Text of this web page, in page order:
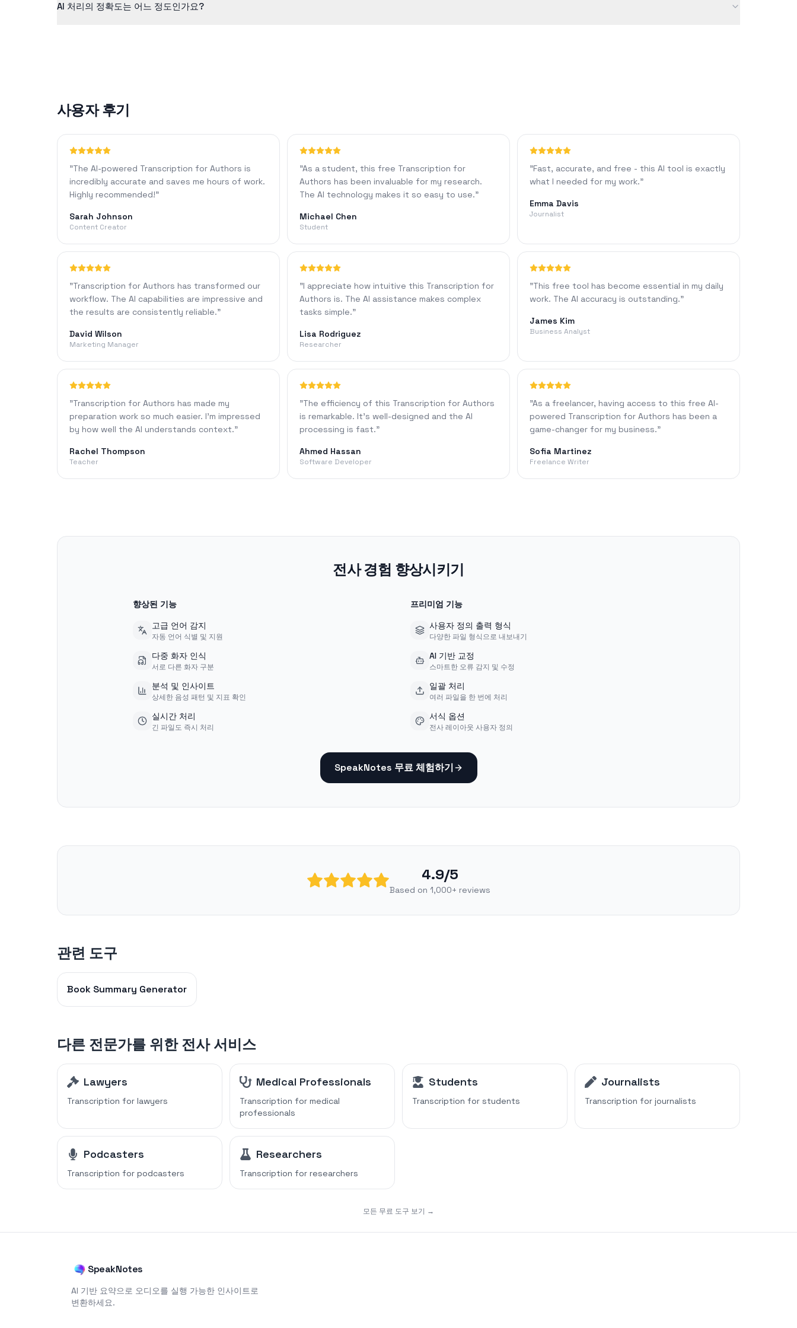
AI 처리의 정확도는 어느 정도인가요?
사용자 후기
"The AI-powered Transcription for Authors is
incredibly accurate and saves me hours of work.
Highly recommended!"
Sarah Johnson
Content Creator
"As a student, this free Transcription for
Authors has been invaluable for my research.
The AI technology makes it so easy to use."
Michael Chen
Student
"Fast, accurate, and free - this AI tool is exactly
what I needed for my work."
Emma Davis
Journalist
"Transcription for Authors has transformed our
workflow. The AI capabilities are impressive and
the results are consistently reliable."
David Wilson
Marketing Manager
"I appreciate how intuitive this Transcription for
Authors is. The AI assistance makes complex
tasks simple."
Lisa Rodriguez
Researcher
"This free tool has become essential in my daily
work. The AI accuracy is outstanding."
James Kim
Business Analyst
"Transcription for Authors has made my
preparation work so much easier. I'm impressed
by how well the AI understands context."
Rachel Thompson
Teacher
"The efficiency of this Transcription for Authors
is remarkable. It's well-designed and the AI
processing is fast."
Ahmed Hassan
Software Developer
"As a freelancer, having access to this free AI-
powered Transcription for Authors has been a
game-changer for my business."
Sofia Martinez
Freelance Writer
전사 경험 향상시키기
향상된 기능
고급 언어 감지
자동 언어 식별 및 지원
다중 화자 인식
서로 다른 화자 구분
분석 및 인사이트
상세한 음성 패턴 및 지표 확인
실시간 처리
긴 파일도 즉시 처리
프리미엄 기능
사용자 정의 출력 형식
다양한 파일 형식으로 내보내기
AI 기반 교정
스마트한 오류 감지 및 수정
일괄 처리
여러 파일을 한 번에 처리
서식 옵션
전사 레이아웃 사용자 정의
SpeakNotes 무료 체험하기
4.9/5
Based on 1,000+ reviews
관련 도구
Book Summary Generator
다른 전문가를 위한 전사 서비스
Lawyers
Transcription for lawyers
Medical Professionals
Transcription for medical
professionals
Students
Transcription for students
Journalists
Transcription for journalists
Podcasters
Transcription for podcasters
Researchers
Transcription for researchers
모든 무료 도구 보기 →
SpeakNotes
AI 기반 요약으로 오디오를 실행 가능한 인사이트로
변환하세요.